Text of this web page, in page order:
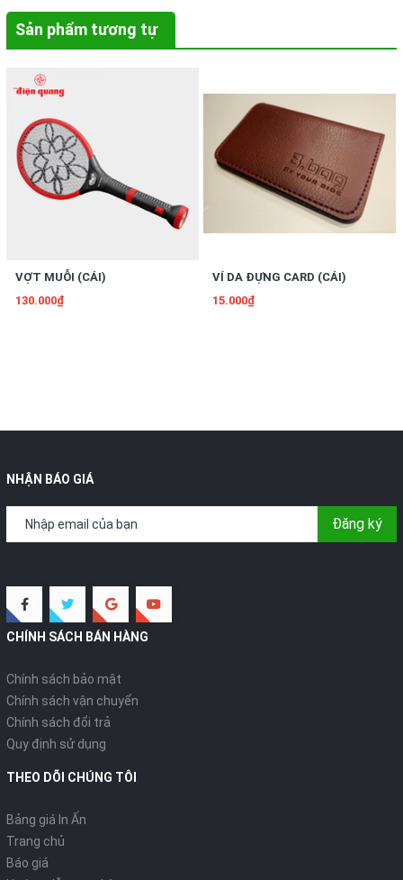
Sản phẩm tương tự
VỢT MUỖI (CÁI)
130.000₫
VÍ DA ĐỰNG CARD (CÁI)
15.000₫
NHẬN BÁO GIÁ
Đăng ký
CHÍNH SÁCH BÁN HÀNG
Chính sách bảo mật
Chính sách vận chuyển
Chính sách đổi trả
Quy định sử dụng
THEO DÕI CHÚNG TÔI
Bảng giá In Ấn
Trang chủ
Báo giá